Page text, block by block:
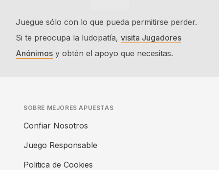
Juegue sólo con lo que pueda permitirse perder.
Si te preocupa la ludopatía, visita Jugadores
Anónimos y obtén el apoyo que necesitas.
SOBRE MEJORES APUESTAS
Confiar Nosotros
Juego Responsable
Politica de Cookies